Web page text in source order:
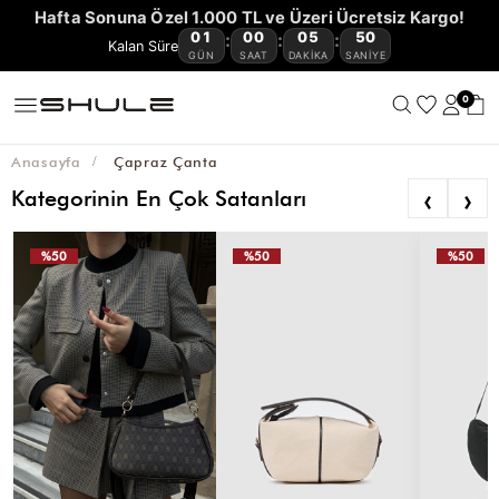
Hafta Sonuna Özel 1.000 TL ve Üzeri Ücretsiz Kargo!
01
GÜN
: 00
SAAT
: 05
DAKIKA
: 48
SANIYE
0
GELENLER
ÇOK
VE
OMUZ
ÇAPRAZ
BAGET
HASIR
KANVAS
VE
KARTLIKLAR
KEMER
AKSESUAR
AVANTAJLI
Anasayfa Çapraz Çanta
Kategorinin En Çok Satanları ‹ ›
%50 %50 %50